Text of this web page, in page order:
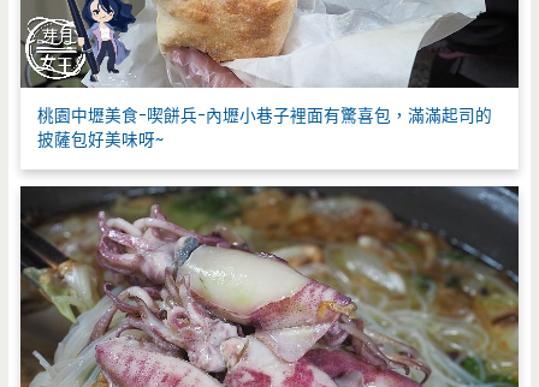
桃園中壢美食-喫餅兵-內壢小巷子裡面有驚喜包，滿滿起司的
披薩包好美味呀~